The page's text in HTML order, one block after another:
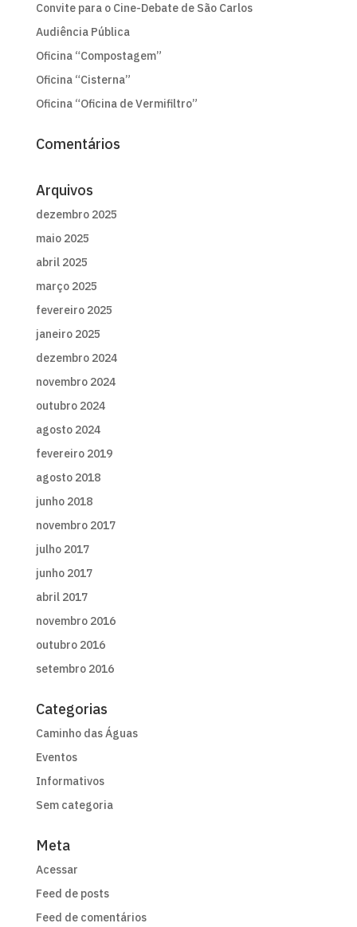
Convite para o Cine-Debate de São Carlos
Audiência Pública
Oficina “Compostagem”
Oficina “Cisterna”
Oficina “Oficina de Vermifiltro”
Comentários
Arquivos
dezembro 2025
maio 2025
abril 2025
março 2025
fevereiro 2025
janeiro 2025
dezembro 2024
novembro 2024
outubro 2024
agosto 2024
fevereiro 2019
agosto 2018
junho 2018
novembro 2017
julho 2017
junho 2017
abril 2017
novembro 2016
outubro 2016
setembro 2016
Categorias
Caminho das Águas
Eventos
Informativos
Sem categoria
Meta
Acessar
Feed de posts
Feed de comentários